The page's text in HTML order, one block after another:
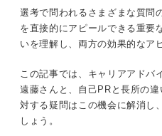
※AIの特性上、間違いが含まれ
と併せてご確認ください。
選考で問われるさまざまな質問
を直接的にアピールできる重要
いを理解し、両方の効果的なア
この記事では、キャリアアドバ
遠藤さんと、自己PRと長所の
対する疑問はこの機会に解消し
しょう。